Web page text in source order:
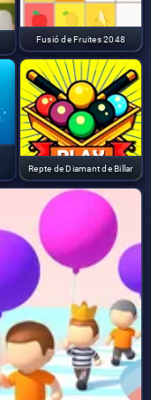
Fusió de Fruites 2048
Repte de Diamant de Billar